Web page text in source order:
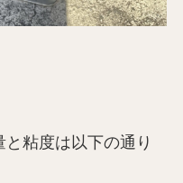
粘度は以下の通り